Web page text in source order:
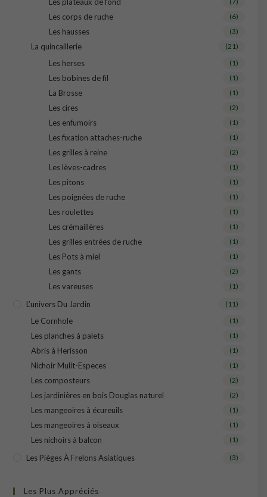
Les corps de ruche (6)
Les hausses (3)
La quincaillerie (21)
Les herses (1)
Les bobines de fil (1)
La Brosse (1)
Les cires (2)
Les enfumoirs (1)
Les fixation attaches-ruche (1)
Les grilles à reine (2)
Les lèves-cadres (1)
Les pitons (1)
Les poignées de ruche (1)
Les roulettes (1)
Les crémaillères (1)
Les grilles entrées de ruche (1)
Les Pots à miel (1)
Les gants (2)
Les vareuses (1)
L’univers Du Jardin (11)
Le Cornhole (1)
Les planches à palets (1)
Abris à Herisson (1)
Nichoir Mulit-Especes (1)
Les composteurs (2)
Les jardinières en bois Douglas naturel (2)
Les mangeoires à écureuils (1)
Les mangeoires à oiseaux (1)
Les nichoirs à balcon (1)
Les Pièges À Frelons Asiatiques (3)
Les Plus Appréciés